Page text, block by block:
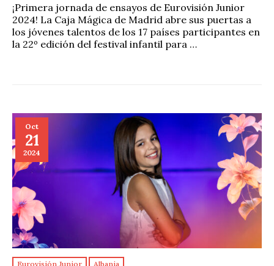
¡Primera jornada de ensayos de Eurovisión Junior
2024! La Caja Mágica de Madrid abre sus puertas a
los jóvenes talentos de los 17 países participantes en
la 22º edición del festival infantil para …
Oct
21
2024